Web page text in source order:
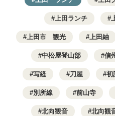
上田ランチ
上田市 観光 上田紬
中松屋登山部 信
写経 刀屋 初
別所線 前山寺
北向観音 北向観